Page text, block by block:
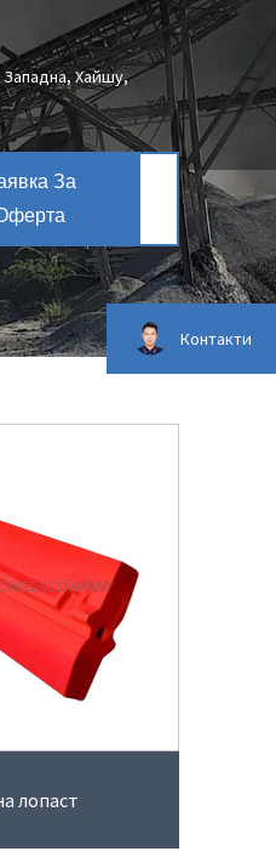
Западна, Хайшу,
За
лопаст
Контакти